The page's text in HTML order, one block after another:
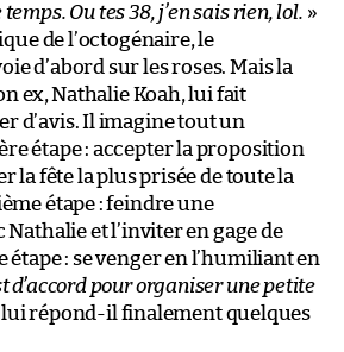
Ou tes 38, j’en sais rien, lol. »
de l’octogénaire, le
d’abord sur les roses. Mais la
ex, Nathalie Koah, lui fait
d’avis. Il imagine tout un
étape : accepter la proposition
la fête la plus prisée de toute la
étape : feindre une
et l’inviter en gage de
: se venger en l’humiliant en
d’accord pour organiser une petite
lui répond-il finalement quelques